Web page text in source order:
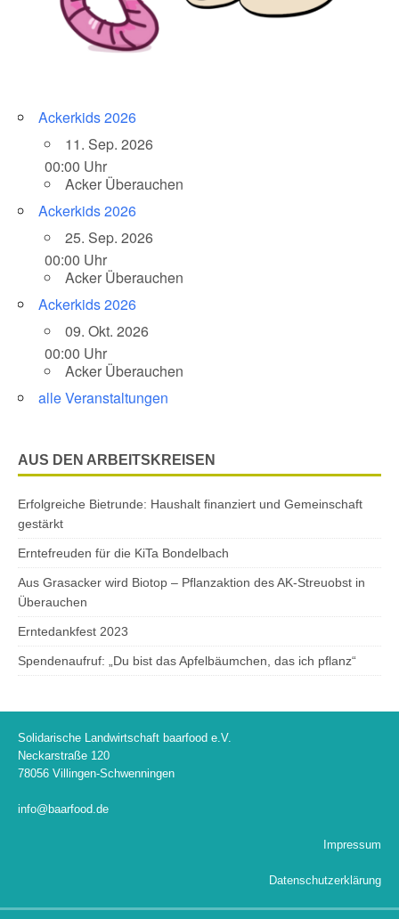
Ackerkids 2026
11. Sep. 2026
00:00 Uhr
Acker Überauchen
Ackerkids 2026
25. Sep. 2026
00:00 Uhr
Acker Überauchen
Ackerkids 2026
09. Okt. 2026
00:00 Uhr
Acker Überauchen
alle Veranstaltungen
AUS DEN ARBEITSKREISEN
Erfolgreiche Bietrunde: Haushalt finanziert und Gemeinschaft
gestärkt
Erntefreuden für die KiTa Bondelbach
Aus Grasacker wird Biotop – Pflanzaktion des AK-Streuobst in
Überauchen
Erntedankfest 2023
Spendenaufruf: „Du bist das Apfelbäumchen, das ich pflanz“
Solidarische Landwirtschaft baarfood e.V.
Neckarstraße 120
78056 Villingen-Schwenningen
info@baarfood.de
Impressum
Datenschutzerklärung